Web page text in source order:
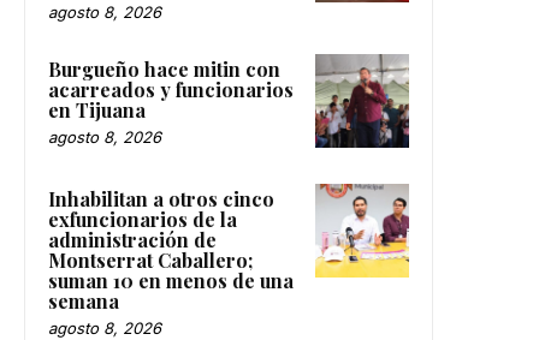
agosto 8, 2026
Burgueño hace mitin con
acarreados y funcionarios
en Tijuana
agosto 8, 2026
Inhabilitan a otros cinco
exfuncionarios de la
administración de
Montserrat Caballero;
suman 10 en menos de una
semana
agosto 8, 2026